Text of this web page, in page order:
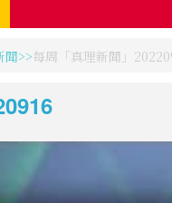
聞 每周「真理新聞」